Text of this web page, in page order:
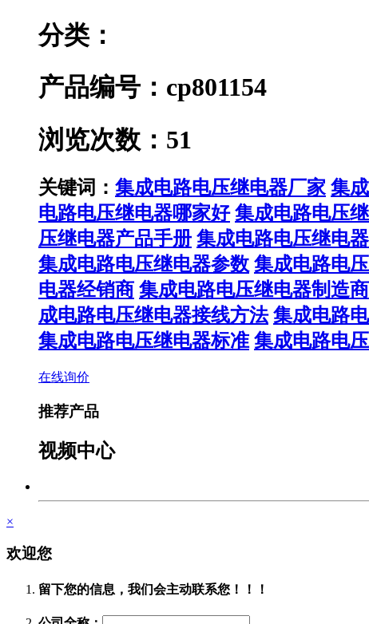
分类：
产品编号：cp801154
浏览次数：51
关键词： 集成电路电压继电器厂家 集
电路电压继电器哪家好 集成电路电压
压继电器产品手册 集成电路电压继电
集成电路电压继电器参数 集成电路电
电器经销商 集成电路电压继电器制造商
成电路电压继电器接线方法 集成电路
集成电路电压继电器标准 集成电路电
在线询价
推荐产品
视频中心
×
欢迎您
留下您的信息，我们会主动联系您！！！